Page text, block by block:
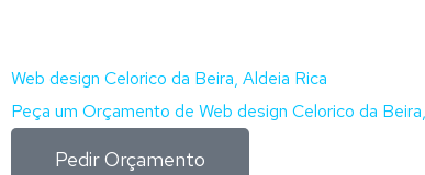
Web design Celorico da Beira, Aldeia Rica
Peça um Orçamento de Web design Celorico da
Pedir Orçamento